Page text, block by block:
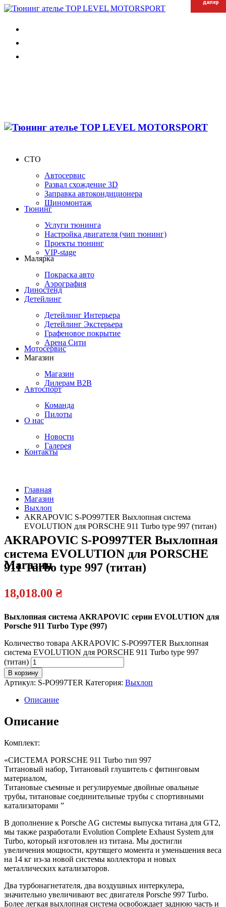
СТО
Автосервис
Развал схождение 3D
Заправка автокондиционера
Шиномонтаж
Тюнинг
Услуги тюнинга
Настройка двигателя (чип тюнинг)
Проекты тюнинг
VIP-stage
Малярка
Покраска авто
Аэрография
Диностенд
Детейлинг
Детейлинг Интерьера
Детейлинг Экстерьера
Графеновое покрытие
Арена Сити
Мотосервис
Магазин
Магазин
Дилерам B2B
Автоспорт
Команда
Пилоты
О нас
Новости
Галерея
Контакты
Главная
Магазин
Выхлоп
AKRAPOVIC S-PO997TER Выхлопная система
EVOLUTION для PORSCHE 911 Turbo type 997 (титан)
Магазин
AKRAPOVIC S-PO997TER Выхлопная
система EVOLUTION для PORSCHE
911 Turbo type 997 (титан)
18,018.00 ₴
Выхлопная система AKRAPOVIC серии EVOLUTION для
Porsche 911 Turbo Type (997)
Количество товара AKRAPOVIC S-PO997TER Выхлопная
система EVOLUTION для PORSCHE 911 Turbo type 997
(титан)
В корзину
Артикул: S-PO997TER Категория: Выхлоп
Описание
Описание
Комплект:
«СИСТЕМА PORSCHE 911 Turbo тип 997
Титановый набор, Титановый глушитель с фитинговым
материалом,
Титановые съемные и регулируемые двойные овальные
трубы, титановые соединительные трубы с спортивными
катализаторами ”
В дополнение к Porsche AG системы выпуска титана для GT2,
мы также разработали Evolution Complete Exhaust System для
Turbo, который изготовлен из титана. Мы достигли
увеличения мощности, крутящего момента и уменьшения веса
на 14 кг из-за новой системы коллектора и новых
металлических катализаторов.
Два турбонагнетателя, два воздушных интеркулера,
значительно увеличивают вес двигателя Porsche 997 Turbo.
Более легкая выхлопная система освобождает заднюю часть и
дилер
дилер
дилер